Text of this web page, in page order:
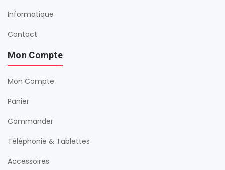
Informatique
Contact
Mon Compte
Mon Compte
Panier
Commander
Téléphonie & Tablettes
Accessoires